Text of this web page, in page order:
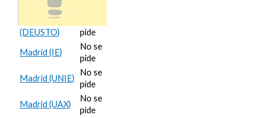
(ULOYOLA)
Gipuzkoa
(DEUSTO)
pide
Madrid (IE)
No se
pide
Madrid (UNIE)
No se
pide
Madrid (UAX)
No se
pide